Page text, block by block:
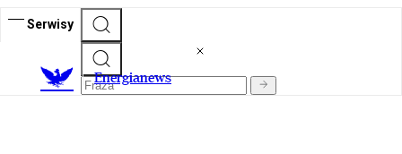
Serwisy
Energianews